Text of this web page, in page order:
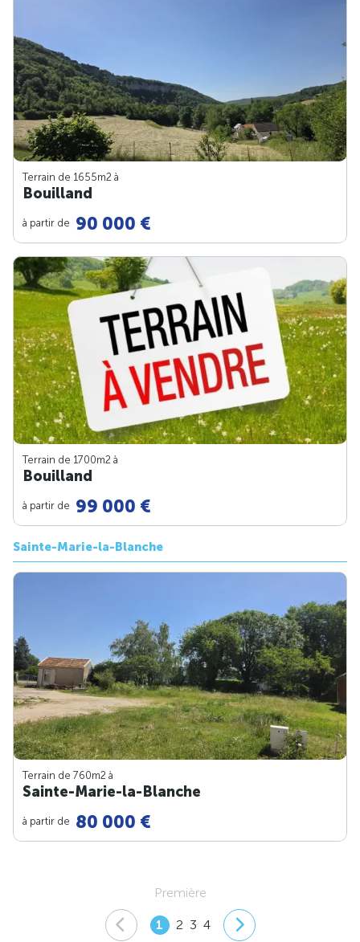
Terrain de 1655m2 à
Bouilland
à partir de 90 000 €
Terrain de 1700m2 à
Bouilland
à partir de 99 000 €
Sainte-Marie-la-Blanche
Terrain de 760m2 à
Sainte-Marie-la-Blanche
à partir de 80 000 €
Première
1 2 3 4